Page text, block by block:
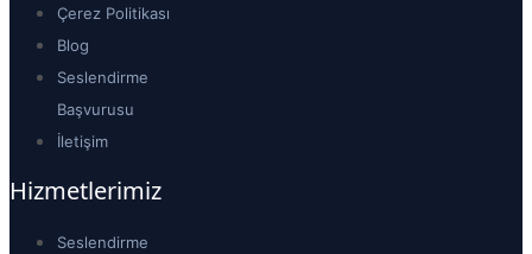
Çerez Politikası
Blog
Seslendirme
Başvurusu
İletişim
Hizmetlerimiz
Seslendirme